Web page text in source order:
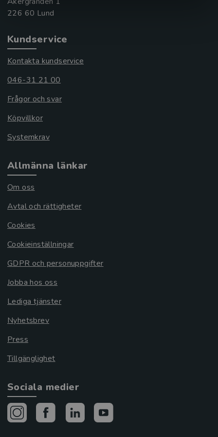
Kundservice
Kontakta kundservice
046-31 21 00
Frågor och svar
Köpvillkor
Systemkrav
Allmänna länkar
Om oss
Avtal och rättigheter
Cookies
Cookieinställningar
GDPR och personuppgifter
Jobba hos oss
Lediga tjänster
Nyhetsbrev
Press
Tillgänglighet
Sociala medier